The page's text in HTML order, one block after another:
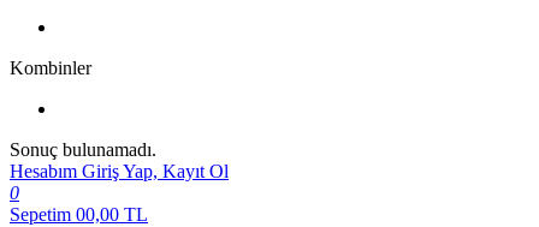
Kombinler
Sonuç bulunamadı.
Hesabım Giriş Yap, Kayıt Ol
0
Sepetim 00,00 TL